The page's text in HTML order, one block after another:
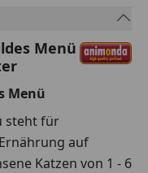
Menü
Menü
steht für
auf
Katzen von 1 - 6